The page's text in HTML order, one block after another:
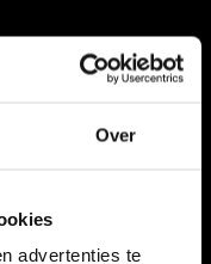
Over
advertenties te